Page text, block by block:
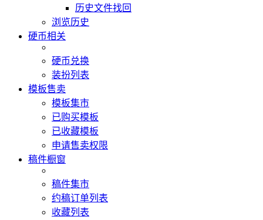
历史文件找回
浏览历史
硬币相关
硬币兑换
装扮列表
模板售卖
模板集市
已购买模板
已收藏模板
申请售卖权限
稿件橱窗
稿件集市
约稿订单列表
收藏列表